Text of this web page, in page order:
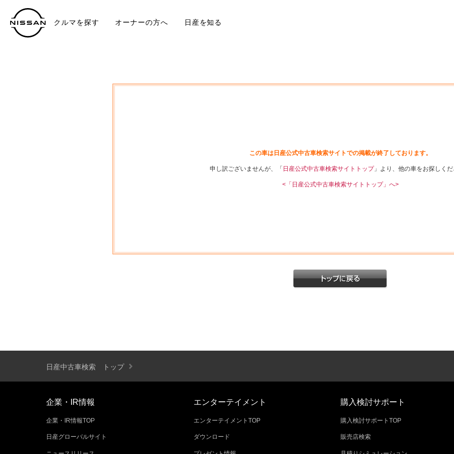
クルマを探す オーナーの方へ 日産を知る
この車は日産公式中古車検索サイトでの掲載が終了しております。
申し訳ございませんが、「 日産公式中古車検索サイトトップ」より、他の車をお探しくだ
<「日産公式中古車検索サイトトップ」へ>
日産中古車検索 トップ
企業・IR情報
企業・IR情報TOP
日産グローバルサイト
エンターテイメント
エンターテイメントTOP
ダウンロード
購入検討サポート
購入検討サポートTOP
販売店検索